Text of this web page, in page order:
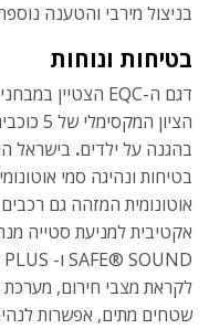
בניצול מירבי והטענה
בטיחות ונוחות
בהגנה על ילדים. בישראל
בטיחות ונהיגה סמי
אוטונומית המזהה גם
לקראת מצבי חירום, מערכת
שטחים מתים, אפשרות